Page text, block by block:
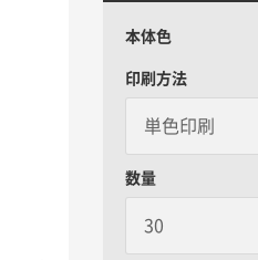
本体色
印刷方法
数量